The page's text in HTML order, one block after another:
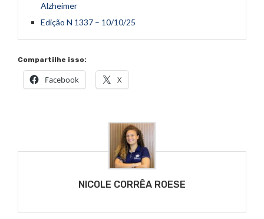
Alzheimer
Edição N 1337 – 10/10/25
Compartilhe isso:
Facebook X
NICOLE CORRÊA ROESE